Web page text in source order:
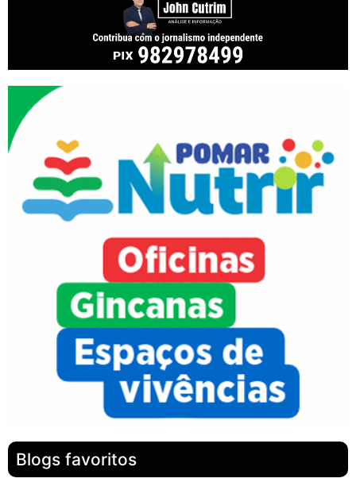
Blogs favoritos